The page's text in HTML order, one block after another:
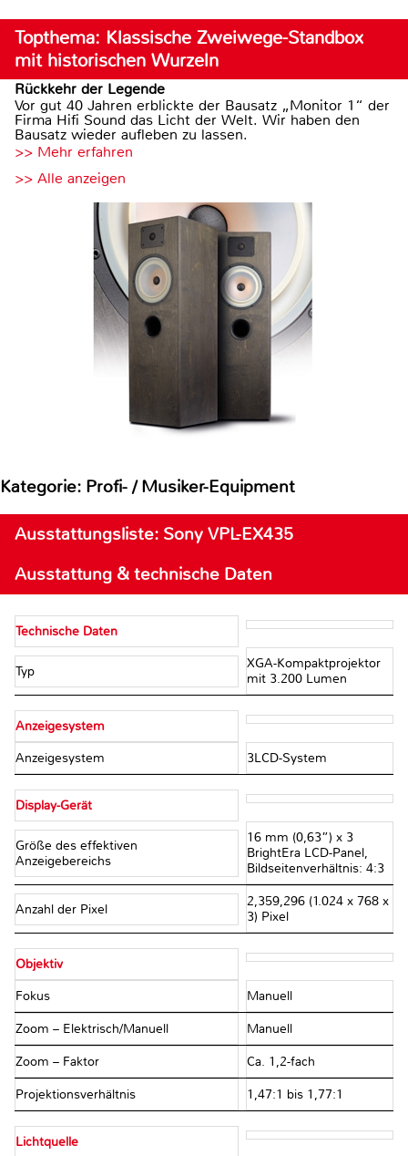
Topthema: Klassische Zweiwege-Standbox
mit historischen Wurzeln
Rückkehr der Legende
Vor gut 40 Jahren erblickte der Bausatz „Monitor 1“ der
Firma Hifi Sound das Licht der Welt. Wir haben den
Bausatz wieder aufleben zu lassen.
>> Mehr erfahren
>> Alle anzeigen
Kategorie: Profi- / Musiker-Equipment
Ausstattungsliste: Sony VPL-EX435
Ausstattung & technische Daten
Technische Daten
Typ
XGA-Kompaktprojektor
mit 3.200 Lumen
Anzeigesystem
Anzeigesystem 3LCD-System
Display-Gerät
Größe des effektiven
Anzeigebereichs
16 mm (0,63”) x 3
BrightEra LCD-Panel,
Bildseitenverhältnis: 4:3
Anzahl der Pixel
2,359,296 (1.024 x 768 x
3) Pixel
Objektiv
Fokus Manuell
Zoom – Elektrisch/Manuell Manuell
Zoom – Faktor Ca. 1,2-fach
Projektionsverhältnis 1,47:1 bis 1,77:1
Lichtquelle